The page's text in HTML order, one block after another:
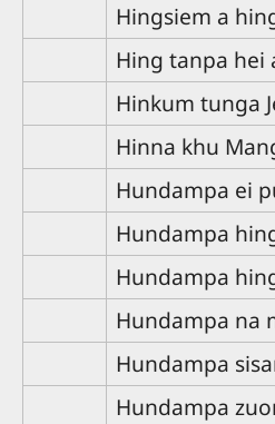
Hingsiem a
Hing tanpa hei
Hinkum tunga
Hinna khu
Hundampa ei
Hundampa
Hundampa
Hundampa na
Hundampa
Hundampa